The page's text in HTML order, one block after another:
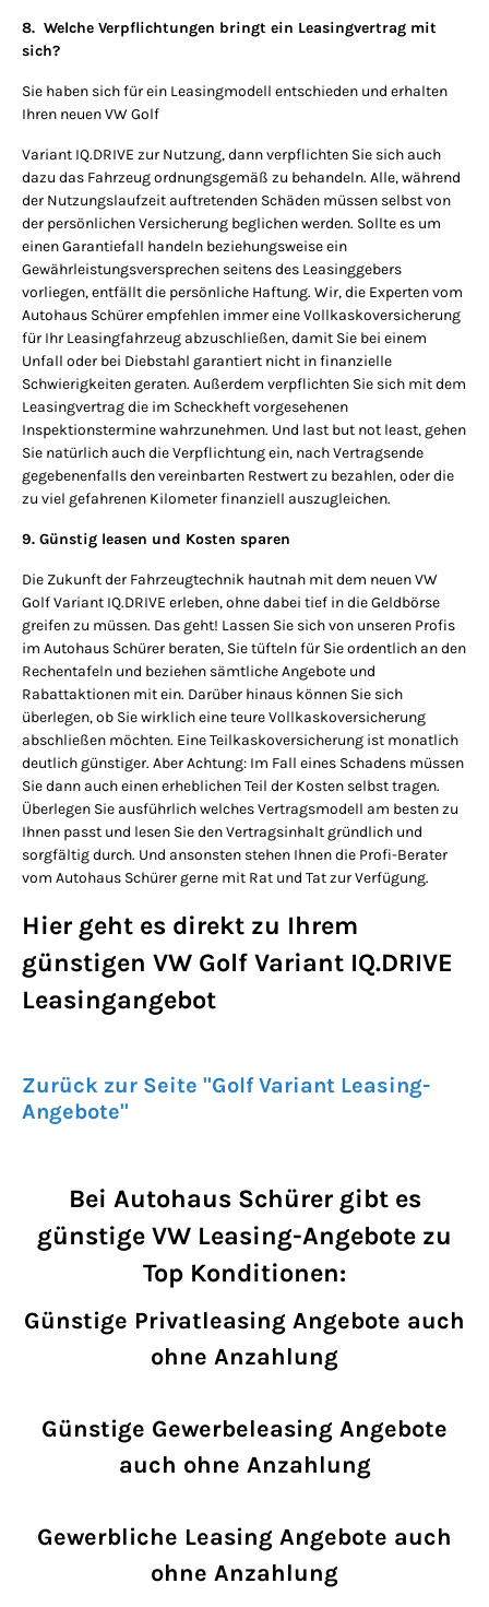
8. Welche Verpflichtungen bringt ein Leasingvertrag mit
sich?
Sie haben sich für ein Leasingmodell entschieden und erhalten
Ihren neuen VW Golf
Variant IQ.DRIVE zur Nutzung, dann verpflichten Sie sich auch
dazu das Fahrzeug ordnungsgemäß zu behandeln. Alle, während
der Nutzungslaufzeit auftretenden Schäden müssen selbst von
der persönlichen Versicherung beglichen werden. Sollte es um
einen Garantiefall handeln beziehungsweise ein
Gewährleistungsversprechen seitens des Leasinggebers
vorliegen, entfällt die persönliche Haftung. Wir, die Experten vom
Autohaus Schürer empfehlen immer eine Vollkaskoversicherung
für Ihr Leasingfahrzeug abzuschließen, damit Sie bei einem
Unfall oder bei Diebstahl garantiert nicht in finanzielle
Schwierigkeiten geraten. Außerdem verpflichten Sie sich mit dem
Leasingvertrag die im Scheckheft vorgesehenen
Inspektionstermine wahrzunehmen. Und last but not least, gehen
Sie natürlich auch die Verpflichtung ein, nach Vertragsende
gegebenenfalls den vereinbarten Restwert zu bezahlen, oder die
zu viel gefahrenen Kilometer finanziell auszugleichen.
9. Günstig leasen und Kosten sparen
Die Zukunft der Fahrzeugtechnik hautnah mit dem neuen VW
Golf Variant IQ.DRIVE erleben, ohne dabei tief in die Geldbörse
greifen zu müssen. Das geht! Lassen Sie sich von unseren Profis
im Autohaus Schürer beraten, Sie tüfteln für Sie ordentlich an den
Rechentafeln und beziehen sämtliche Angebote und
Rabattaktionen mit ein. Darüber hinaus können Sie sich
überlegen, ob Sie wirklich eine teure Vollkaskoversicherung
abschließen möchten. Eine Teilkaskoversicherung ist monatlich
deutlich günstiger. Aber Achtung: Im Fall eines Schadens müssen
Sie dann auch einen erheblichen Teil der Kosten selbst tragen.
Überlegen Sie ausführlich welches Vertragsmodell am besten zu
Ihnen passt und lesen Sie den Vertragsinhalt gründlich und
sorgfältig durch. Und ansonsten stehen Ihnen die Profi-Berater
vom Autohaus Schürer gerne mit Rat und Tat zur Verfügung.
Hier geht es direkt zu Ihrem
günstigen VW Golf Variant IQ.DRIVE
Leasingangebot
Zurück zur Seite "Golf Variant Leasing-
Angebote"
Bei Autohaus Schürer gibt es
günstige VW Leasing-Angebote zu
Top Konditionen:
Günstige Privatleasing Angebote auch
ohne Anzahlung
Günstige Gewerbeleasing Angebote
auch ohne Anzahlung
Gewerbliche Leasing Angebote auch
ohne Anzahlung